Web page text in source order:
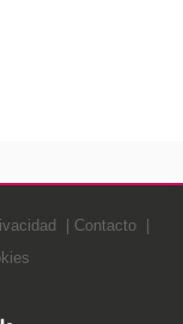
Contacto